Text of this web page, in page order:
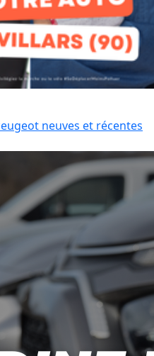
neuves et récentes